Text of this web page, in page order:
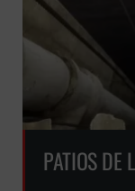
PATIOS DE